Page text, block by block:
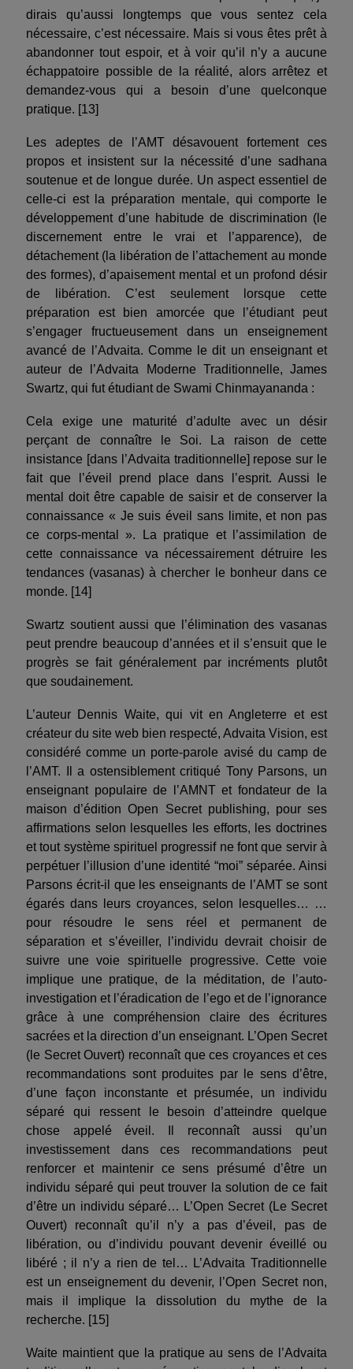
dirais qu’aussi longtemps que vous sentez cela
nécessaire, c’est nécessaire. Mais si vous êtes prêt à
abandonner tout espoir, et à voir qu’il n’y a aucune
échappatoire possible de la réalité, alors arrêtez et
demandez-vous qui a besoin d’une quelconque
pratique. [13]
Les adeptes de l’AMT désavouent fortement ces
propos et insistent sur la nécessité d’une sadhana
soutenue et de longue durée. Un aspect essentiel de
celle-ci est la préparation mentale, qui comporte le
développement d’une habitude de discrimination (le
discernement entre le vrai et l’apparence), de
détachement (la libération de l’attachement au monde
des formes), d’apaisement mental et un profond désir
de libération. C’est seulement lorsque cette
préparation est bien amorcée que l’étudiant peut
s’engager fructueusement dans un enseignement
avancé de l’Advaita. Comme le dit un enseignant et
auteur de l’Advaita Moderne Traditionnelle, James
Swartz, qui fut étudiant de Swami Chinmayananda :
Cela exige une maturité d’adulte avec un désir
perçant de connaître le Soi. La raison de cette
insistance [dans l’Advaita traditionnelle] repose sur le
fait que l’éveil prend place dans l’esprit. Aussi le
mental doit être capable de saisir et de conserver la
connaissance « Je suis éveil sans limite, et non pas
ce corps-mental ». La pratique et l’assimilation de
cette connaissance va nécessairement détruire les
tendances (vasanas) à chercher le bonheur dans ce
monde. [14]
Swartz soutient aussi que l’élimination des vasanas
peut prendre beaucoup d’années et il s’ensuit que le
progrès se fait généralement par incréments plutôt
que soudainement.
L’auteur Dennis Waite, qui vit en Angleterre et est
créateur du site web bien respecté, Advaita Vision, est
considéré comme un porte-parole avisé du camp de
l’AMT. Il a ostensiblement critiqué Tony Parsons, un
enseignant populaire de l’AMNT et fondateur de la
maison d’édition Open Secret publishing, pour ses
affirmations selon lesquelles les efforts, les doctrines
et tout système spirituel progressif ne font que servir à
perpétuer l’illusion d’une identité “moi” séparée. Ainsi
Parsons écrit-il que les enseignants de l’AMT se sont
égarés dans leurs croyances, selon lesquelles… …
pour résoudre le sens réel et permanent de
séparation et s’éveiller, l’individu devrait choisir de
suivre une voie spirituelle progressive. Cette voie
implique une pratique, de la méditation, de l’auto-
investigation et l’éradication de l’ego et de l’ignorance
grâce à une compréhension claire des écritures
sacrées et la direction d’un enseignant. L’Open Secret
(le Secret Ouvert) reconnaît que ces croyances et ces
recommandations sont produites par le sens d’être,
d’une façon inconstante et présumée, un individu
séparé qui ressent le besoin d’atteindre quelque
chose appelé éveil. Il reconnaît aussi qu’un
investissement dans ces recommandations peut
renforcer et maintenir ce sens présumé d’être un
individu séparé qui peut trouver la solution de ce fait
d’être un individu séparé… L’Open Secret (Le Secret
Ouvert) reconnaît qu’il n’y a pas d’éveil, pas de
libération, ou d’individu pouvant devenir éveillé ou
libéré ; il n’y a rien de tel… L’Advaita Traditionnelle
est un enseignement du devenir, l’Open Secret non,
mais il implique la dissolution du mythe de la
recherche. [15]
Waite maintient que la pratique au sens de l’Advaita